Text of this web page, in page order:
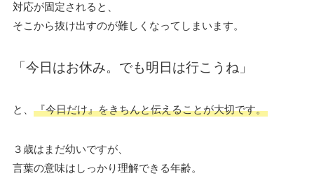
対応が固定されると、
そこから抜け出すのが難しくなってしまいます。
「今日はお休み。でも明日は行こうね」
と、 『今日だけ』をきちんと伝えることが大切です。
３歳はまだ幼いですが、
言葉の意味はしっかり理解できる年齢。